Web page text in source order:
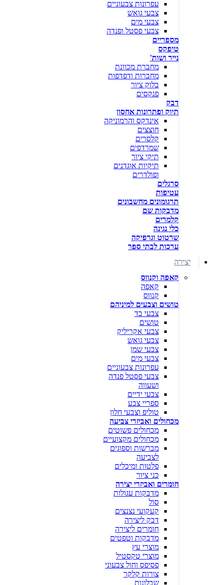
עפרונות צבעוניים
צבעי גואש
צבעי מים
צבעי פסטל ופנדה
מספריים
טיפקס
נייר ושות'
מחברת מכוונת
מחברות ודפדפות
בלוק ציור
פנקסים
דבק
תיוק ופתרונות אחסון
אינדקס והרמוניקה
חוצצים
קלסרים
שמרדפים
תיקי ציור
תיקיות אוגדנים
ופולדרים
סרגלים
עטיפות
תרגומונים מחשבונים
מדבקות שם
קלמרים
כלי נגינה
שרטוט וגרפיקה
ערכות לבתי ספר
יצירה
קאפה וקנווס
קאפה
קנווס
טושים וצבעים למיניהם
צבעי בד
טושים
צבעי אקריליק
צבעי גואש
צבעי שמן
צבעי מים
עפרונות צבעוניים
צבעי פסטל פנדה
ושעווה
צבעי ידיים
ספריי צבע
טוליפ וצבעי חלון
מכחולים ואביזרי צביעה
מכחולים פשוטים
מכחולים מקצועיים
מברשות וספוגים
לצביעה
פלטות ומיכלים
כני ציור
חומרים ואביזרי יצירה
מדבקות עגולות
סול
קעקועי נצנצים
דבק ליצירה
חומרים ליצירה
מדבקות וטפטים
מוצרי עץ
מוצרי טקסטיל
פסיפס וחול צבעוני
צורות קלקר
שבלונות